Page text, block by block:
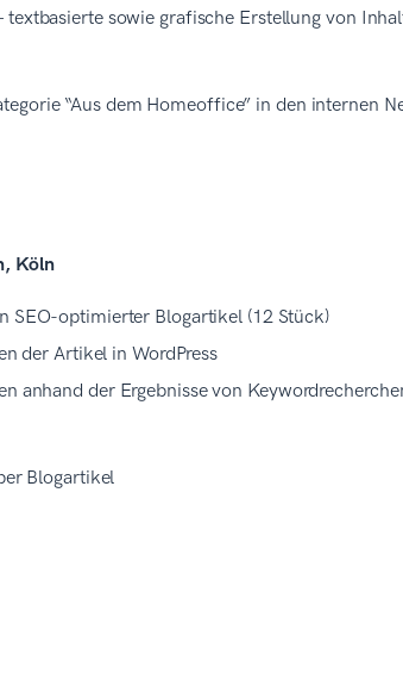
sowie grafische Erstellung von
“Aus dem Homeoffice” in den internen
Köln
SEO-optimierter Blogartikel (12 Stück)
der Artikel in WordPress
anhand der Ergebnisse von
Blogartikel